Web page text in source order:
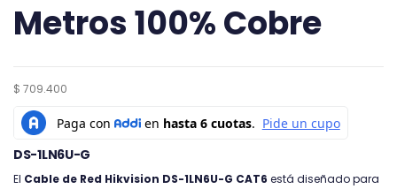
Metros 100% Cobre
$ 709.400
DS-1LN6U-G
El Cable de Red Hikvision DS-1LN6U-G CAT6 está diseñado para